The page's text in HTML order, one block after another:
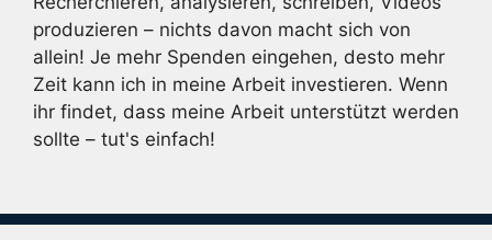
produzieren – nichts davon macht sich von
allein! Je mehr Spenden eingehen, desto mehr
Zeit kann ich in meine Arbeit investieren. Wenn
ihr findet, dass meine Arbeit unterstützt werden
sollte – tut's einfach!